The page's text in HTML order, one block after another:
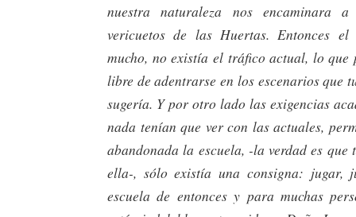
nuestra naturaleza nos
vericuetos de las Huertas. Entonces
mucho, no existía el tráfico actual, lo que
libre de adentrarse en los escenarios que
sugería. Y por otro lado las exigencias
nada tenían que ver con las actuales,
abandonada la escuela, -la verdad es que
ella-, sólo existía una consigna: jugar,
escuela de entonces y para muchas